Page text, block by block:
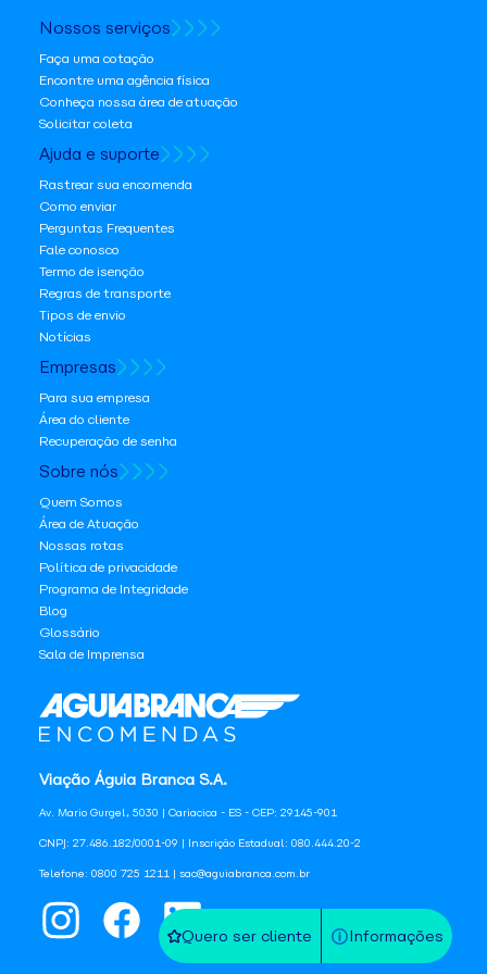
Quero ser cliente Informações
Viação Águia Branca S.A.
Av. Mario Gurgel, 5030 | Cariacica - ES - CEP: 29145-901
CNPJ: 27.486.182/0001-09 | Inscrição Estadual: 080.444.20-2
Telefone: 0800 725 1211 | sac@aguiabranca.com.br
Nossos serviços
Faça uma cotação
Encontre uma agência física
Conheça nossa área de atuação
Solicitar coleta
Ajuda e suporte
Rastrear sua encomenda
Como enviar
Perguntas Frequentes
Fale conosco
Termo de isenção
Regras de transporte
Tipos de envio
Notícias
Empresas
Para sua empresa
Área do cliente
Recuperação de senha
Sobre nós
Quem Somos
Área de Atuação
Nossas rotas
Política de privacidade
Programa de Integridade
Blog
Glossário
Sala de Imprensa